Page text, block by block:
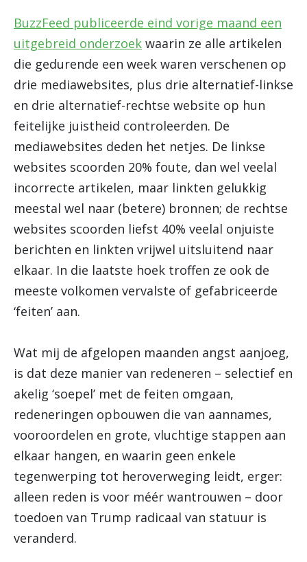
BuzzFeed publiceerde eind vorige maand een
uitgebreid onderzoek waarin ze alle artikelen
die gedurende een week waren verschenen op
drie mediawebsites, plus drie alternatief-linkse
en drie alternatief-rechtse website op hun
feitelijke juistheid controleerden. De
mediawebsites deden het netjes. De linkse
websites scoorden 20% foute, dan wel veelal
incorrecte artikelen, maar linkten gelukkig
meestal wel naar (betere) bronnen; de rechtse
websites scoorden liefst 40% veelal onjuiste
berichten en linkten vrijwel uitsluitend naar
elkaar. In die laatste hoek troffen ze ook de
meeste volkomen vervalste of gefabriceerde
‘feiten’ aan.
Wat mij de afgelopen maanden angst aanjoeg,
is dat deze manier van redeneren – selectief en
akelig ‘soepel’ met de feiten omgaan,
redeneringen opbouwen die van aannames,
vooroordelen en grote, vluchtige stappen aan
elkaar hangen, en waarin geen enkele
tegenwerping tot heroverweging leidt, erger:
alleen reden is voor méér wantrouwen – door
toedoen van Trump radicaal van statuur is
veranderd.